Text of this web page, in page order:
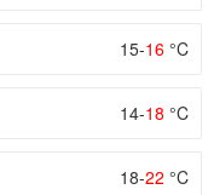
15-16 °C
14-18 °C
18-22 °C